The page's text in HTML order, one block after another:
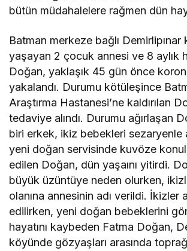
bütün müdahalelere rağmen dün
Batman merkeze bağlı Demirlipınar
yaşayan 2 çocuk annesi ve 8 aylık
Doğan, yaklaşık 45 gün önce
yakalandı. Durumu kötüleşince
Araştırma Hastanesi’ne kaldırılan
tedaviye alındı. Durumu ağırlaşan
biri erkek, ikiz bebekleri sezaryenle
yeni doğan servisinde kuvöze
edilen Doğan, dün yaşaını yitirdi.
büyük üzüntüye neden olurken,
olanına annesinin adı verildi. İkizler
edilirken, yeni doğan bebeklerini
hayatını kaybeden Fatma Doğan,
köyünde gözyaşları arasında